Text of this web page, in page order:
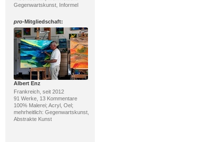
Gegenwartskunst, Informel
pro-Mitgliedschaft:
Albert Enz
Frankreich, seit 2012
91 Werke, 13 Kommentare
100% Malerei; Acryl, Oel;
mehrheitlich: Gegenwartskunst,
Abstrakte Kunst